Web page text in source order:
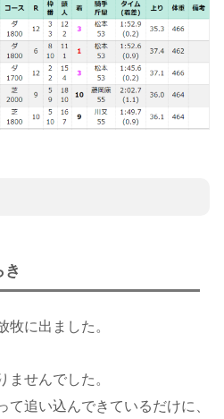
牧に出ました。
ませんでした。
て追い込んできているだけに、